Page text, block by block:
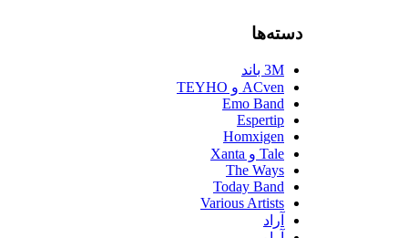
دسته‌ها
ACven و TEYHO
Emo Band
Espertip
Homxigen
Tale و Xanta
The Ways
Today Band
Various Artists